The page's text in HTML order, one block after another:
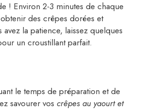
! Environ 2-3 minutes de chaque
des crêpes dorées et
avez la patience, laissez quelques
un croustillant parfait.
le temps de préparation et de
savourer vos crêpes au yaourt et